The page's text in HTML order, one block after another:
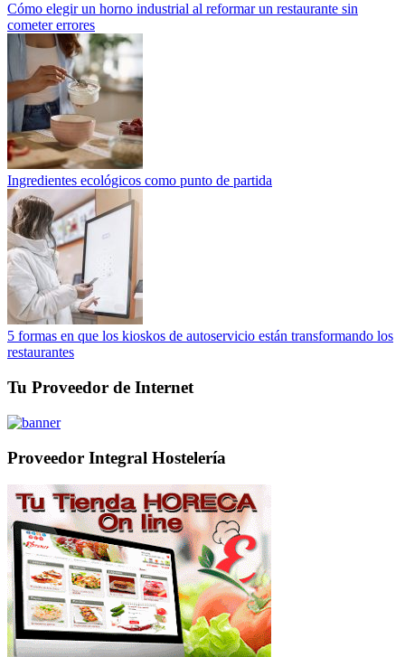
Cómo elegir un horno industrial al reformar un restaurante sin
cometer errores
Ingredientes ecológicos como punto de partida
5 formas en que los kioskos de autoservicio están transformando los
restaurantes
Tu Proveedor de Internet
Proveedor Integral Hostelería